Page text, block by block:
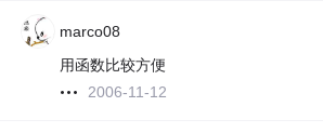
marco08
用函数比较方便
2006-11-12